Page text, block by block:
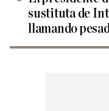
sustituta de
llamando